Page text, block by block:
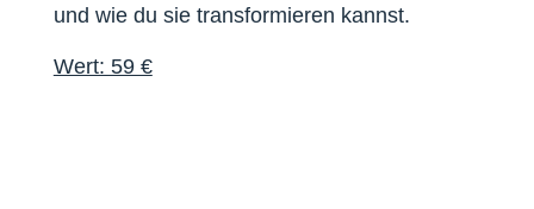
und wie du sie transformieren kannst.
Wert: 59 €